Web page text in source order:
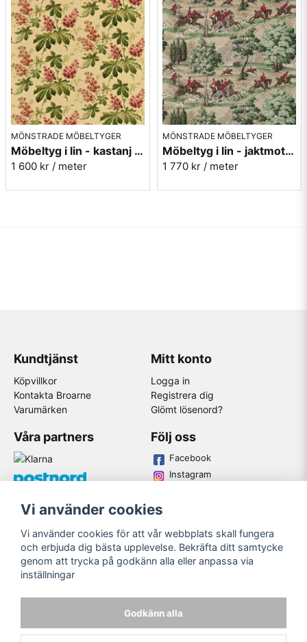
MÖNSTRADE MÖBELTYGER
Möbeltyg i lin - kastanj - Pavia - ruby/emerald
1 600 kr / meter
MÖNSTRADE MÖBELTYGER
Möbeltyg i lin - jaktmotiv - Tally ho - evergreen/crimson
1 770 kr / meter
Kundtjänst
Köpvillkor
Kontakta Broarne
Varumärken
Mitt konto
Logga in
Registrera dig
Glömt lösenord?
Våra partners Följ oss
Facebook
Instagram
© Copyright
Vi använder cookies
Vi använder cookies för att vår webbplats skall fungera
och erbjuda dig bästa upplevelse. Bekräfta ditt samtycke
genom att trycka på godkänn alla eller anpassa via
inställningar
Godkänn alla